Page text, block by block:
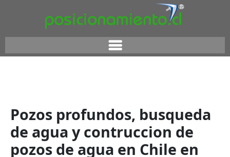
Pozos profundos, busqueda
de agua y contruccion de
pozos de agua en Chile en